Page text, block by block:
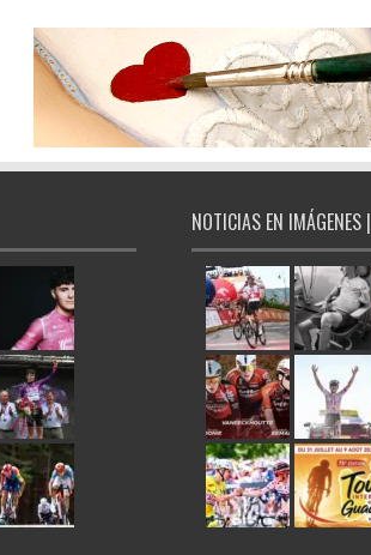
NOTICIAS EN